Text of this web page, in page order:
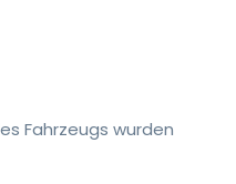
Fahrzeugs wurden